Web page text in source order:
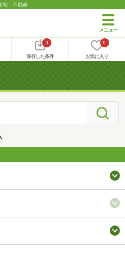
宅・不動産
0
保存した条件
0
お気に入り